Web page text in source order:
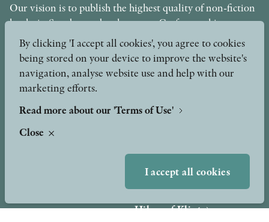
Our vision is to publish the highest quality of non-fiction
books in Sweden under the motto Craftsmanship,
Scholarship and Quality. The publishing company is part
of the Axel and Margaret Ax:son Johnson Foundation for
Public Benefit.
info@stolpepublishing.se
Other formats
Hilma af Klint
By clicking 'I accept all cookies', you agree to cookies
being stored on your device to improve the website's
navigation, analyse website use and help with our
marketing efforts.
Read more about our 'Terms of Use'
Close
I accept all cookies